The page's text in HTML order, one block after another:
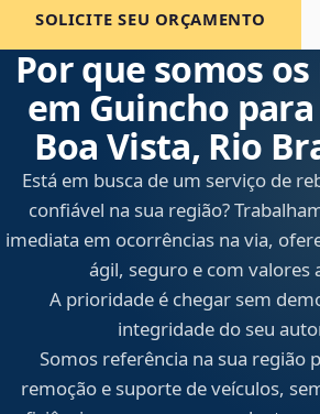
SOLICITE SEU ORÇAMENTO
Por que somos
em Guincho
Boa Vista, Rio
Está em busca de um serviço de
confiável na sua região?
imediata em ocorrências na via,
ágil, seguro e com valores
A prioridade é chegar sem
integridade do seu
Somos referência na sua região
remoção e suporte de veículos,